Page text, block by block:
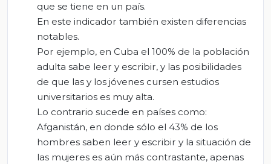
que se tiene en un país.
En este indicador también existen diferencias
notables.
Por ejemplo, en Cuba el 100% de la población
adulta sabe leer y escribir, y las posibilidades
de que las y los jóvenes cursen estudios
universitarios es muy alta.
Lo contrario sucede en países como:
Afganistán, en donde sólo el 43% de los
hombres saben leer y escribir y la situación de
las mujeres es aún más contrastante, apenas